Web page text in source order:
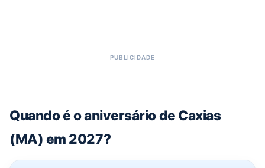
Quando é o aniversário de Caxias
(MA) em 2027?